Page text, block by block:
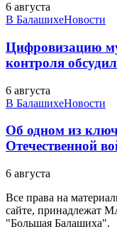
6 августа
В БалашихеНовости
Цифровизацию
контроля
6 августа
В БалашихеНовости
Об одном из
Отечественной
6 августа
Все права на
сайте, принадлежат
"Большая Балашиха".